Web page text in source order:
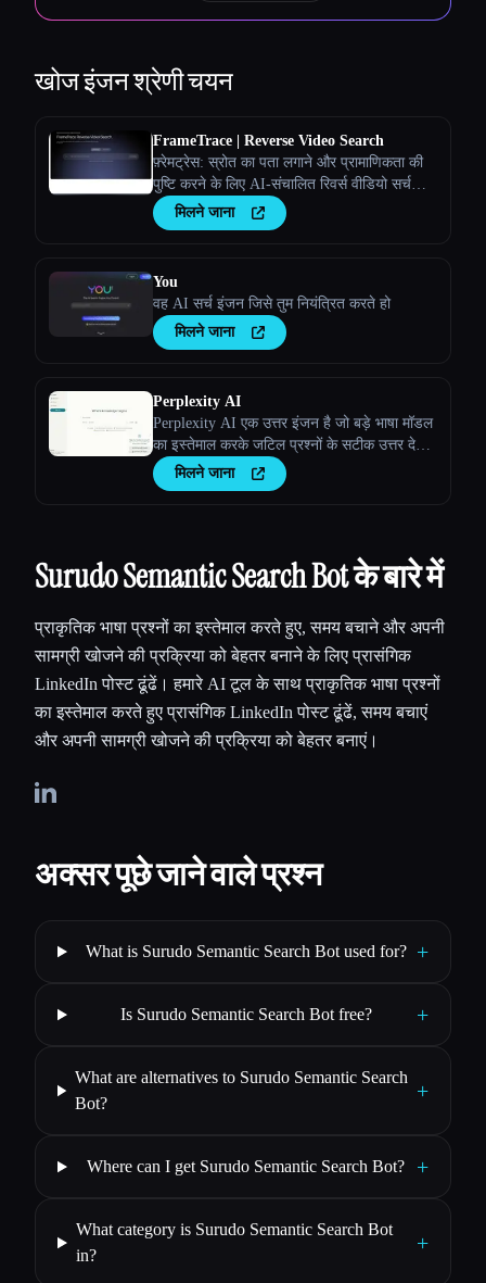
खोज इंजनश्रेणी चयन
FrameTrace | Reverse Video Search
फ़्रेमट्रेस: स्रोत का पता लगाने और प्रामाणिकता की
पुष्टि करने के लिए AI-संचालित रिवर्स वीडियो सर्च
इंजनमिलने जाना
You
वह AI सर्च इंजन जिसे तुम नियंत्रित करते हो
मिलने जाना
Perplexity AI
Perplexity AI एक उत्तर इंजन है जो बड़े भाषा मॉडल
का इस्तेमाल करके जटिल प्रश्नों के सटीक उत्तर देता
है।
मिलने जाना
Surudo Semantic Search Bot के बारे में
प्राकृतिक भाषा प्रश्नों का इस्तेमाल करते हुए, समय बचाने और अपनी
सामग्री खोजने की प्रक्रिया को बेहतर बनाने के लिए प्रासंगिक
LinkedIn पोस्ट ढूंढें। हमारे AI टूल के साथ प्राकृतिक भाषा प्रश्नों
का इस्तेमाल करते हुए प्रासंगिक LinkedIn पोस्ट ढूंढें, समय बचाएं
और अपनी सामग्री खोजने की प्रक्रिया को बेहतर बनाएं।
अक्सर पूछे जाने वाले प्रश्न
What is Surudo Semantic Search Bot used for? +
Is Surudo Semantic Search Bot free? +
What are alternatives to Surudo Semantic Search
Bot?
+
Where can I get Surudo Semantic Search Bot? +
What category is Surudo Semantic Search Bot
in?
+